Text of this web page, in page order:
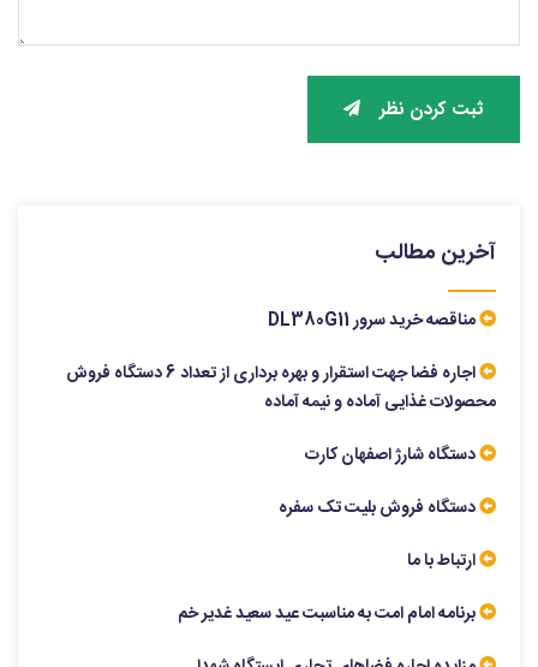
ثبت کردن نظر
آخرین مطالب
مناقصه خرید سرور DL380G11
اجاره فضا جهت استقرار و بهره برداری از تعداد 6 دستگاه فروش
محصولات غذایی آماده و نیمه آماده
دستگاه شارژ اصفهان کارت
دستگاه فروش بلیت تک سفره
ارتباط با ما
برنامه امام امت به مناسبت عید سعید غدیر خم